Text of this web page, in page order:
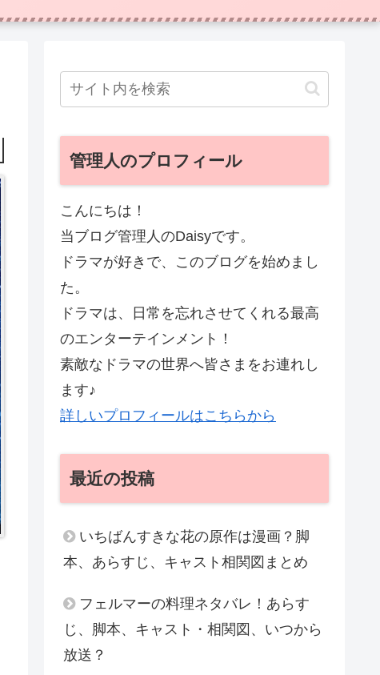
管理人のプロフィール
こんにちは！
当ブログ管理人のDaisyです。
ドラマが好きで、このブログを始めまし
た。
ドラマは、日常を忘れさせてくれる最高
のエンターテインメント！
素敵なドラマの世界へ皆さまをお連れし
ます♪
詳しいプロフィールはこちらから
最近の投稿
いちばんすきな花の原作は漫画？脚
本、あらすじ、キャスト相関図まとめ
フェルマーの料理ネタバレ！あらす
じ、脚本、キャスト・相関図、いつから
放送？